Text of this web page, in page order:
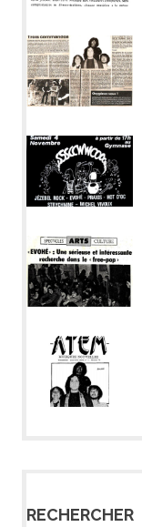
RECHERCHER